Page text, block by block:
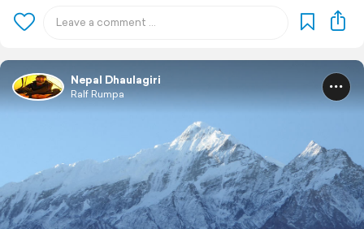
Nepal Dhaulagiri
Ralf Rumpa